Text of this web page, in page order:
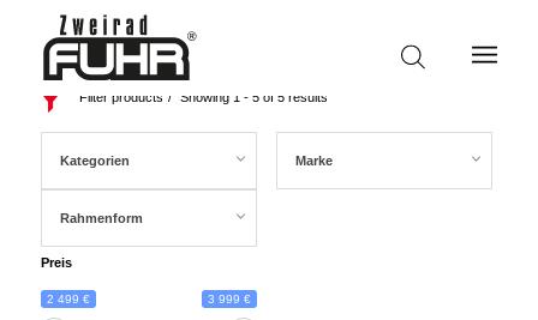
Filter products Showing 1 - 5 of 5 results
Kategorien Marke
Rahmenform
Preis
2 499 € 3 999 €